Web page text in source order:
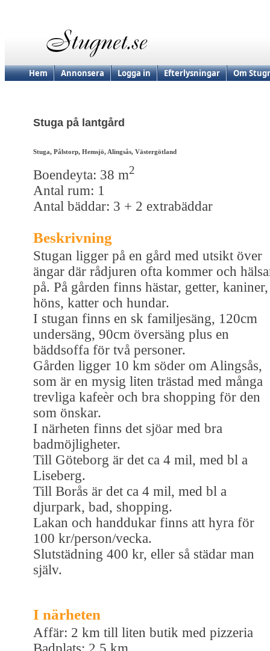
Hem Annonsera Logga in Efterlysningar Om
Stuga på lantgård
Stuga, Pålstorp, Hemsjö, Alingsås, Västergötland
Boendeyta: 38 m2
Antal rum: 1
Antal bäddar: 3 + 2 extrabäddar
Beskrivning
Stugan ligger på en gård med utsikt över
ängar där rådjuren ofta kommer och
på. På gården finns hästar, getter, kaniner,
höns, katter och hundar.
I stugan finns en sk familjesäng, 120cm
undersäng, 90cm översäng plus en
bäddsoffa för två personer.
Gården ligger 10 km söder om Alingsås,
som är en mysig liten trästad med många
trevliga kafeèr och bra shopping för den
som önskar.
I närheten finns det sjöar med bra
badmöjligheter.
Till Göteborg är det ca 4 mil, med bl a
Liseberg.
Till Borås är det ca 4 mil, med bl a
djurpark, bad, shopping.
Lakan och handdukar finns att hyra för
100 kr/person/vecka.
Slutstädning 400 kr, eller så städar man
själv.
I närheten
Affär: 2 km till liten butik med pizzeria